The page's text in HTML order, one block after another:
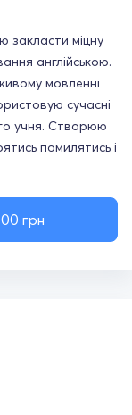
грн
закласти міцну
англійською.
мовленні
сучасні
учня. Створюю
помилятись і